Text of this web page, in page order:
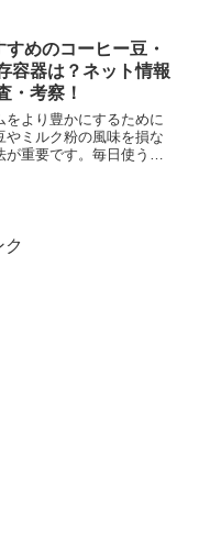
ありませんか。しかし、
うとする...
めのコーヒー豆・
容器は？ネット情報
・考察！
をより豊かにするために
やミルク粉の風味を損な
が重要です。毎日使うも